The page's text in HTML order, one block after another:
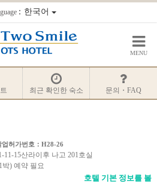
：한국어
MENU
최근 확인한 숙소 문의・FAQ
업허가번호：H28-26
15산라이후 나고 201호실
) 예약 필요
호텔 기본 정보를 볼